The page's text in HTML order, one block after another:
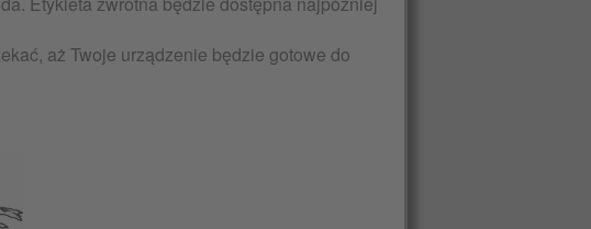
aż Twoje urządzenie będzie gotowe do